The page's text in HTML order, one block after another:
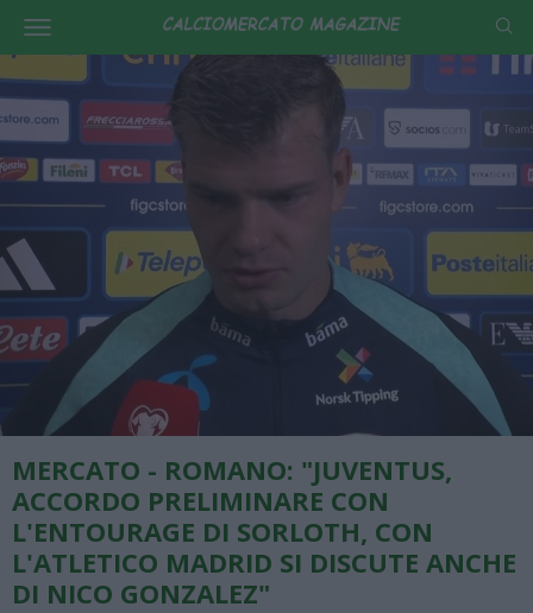
MERCATO - ROMANO: "JUVENTUS,
ACCORDO PRELIMINARE CON
L'ENTOURAGE DI SORLOTH, CON
L'ATLETICO MADRID SI DISCUTE ANCHE
DI NICO GONZALEZ"